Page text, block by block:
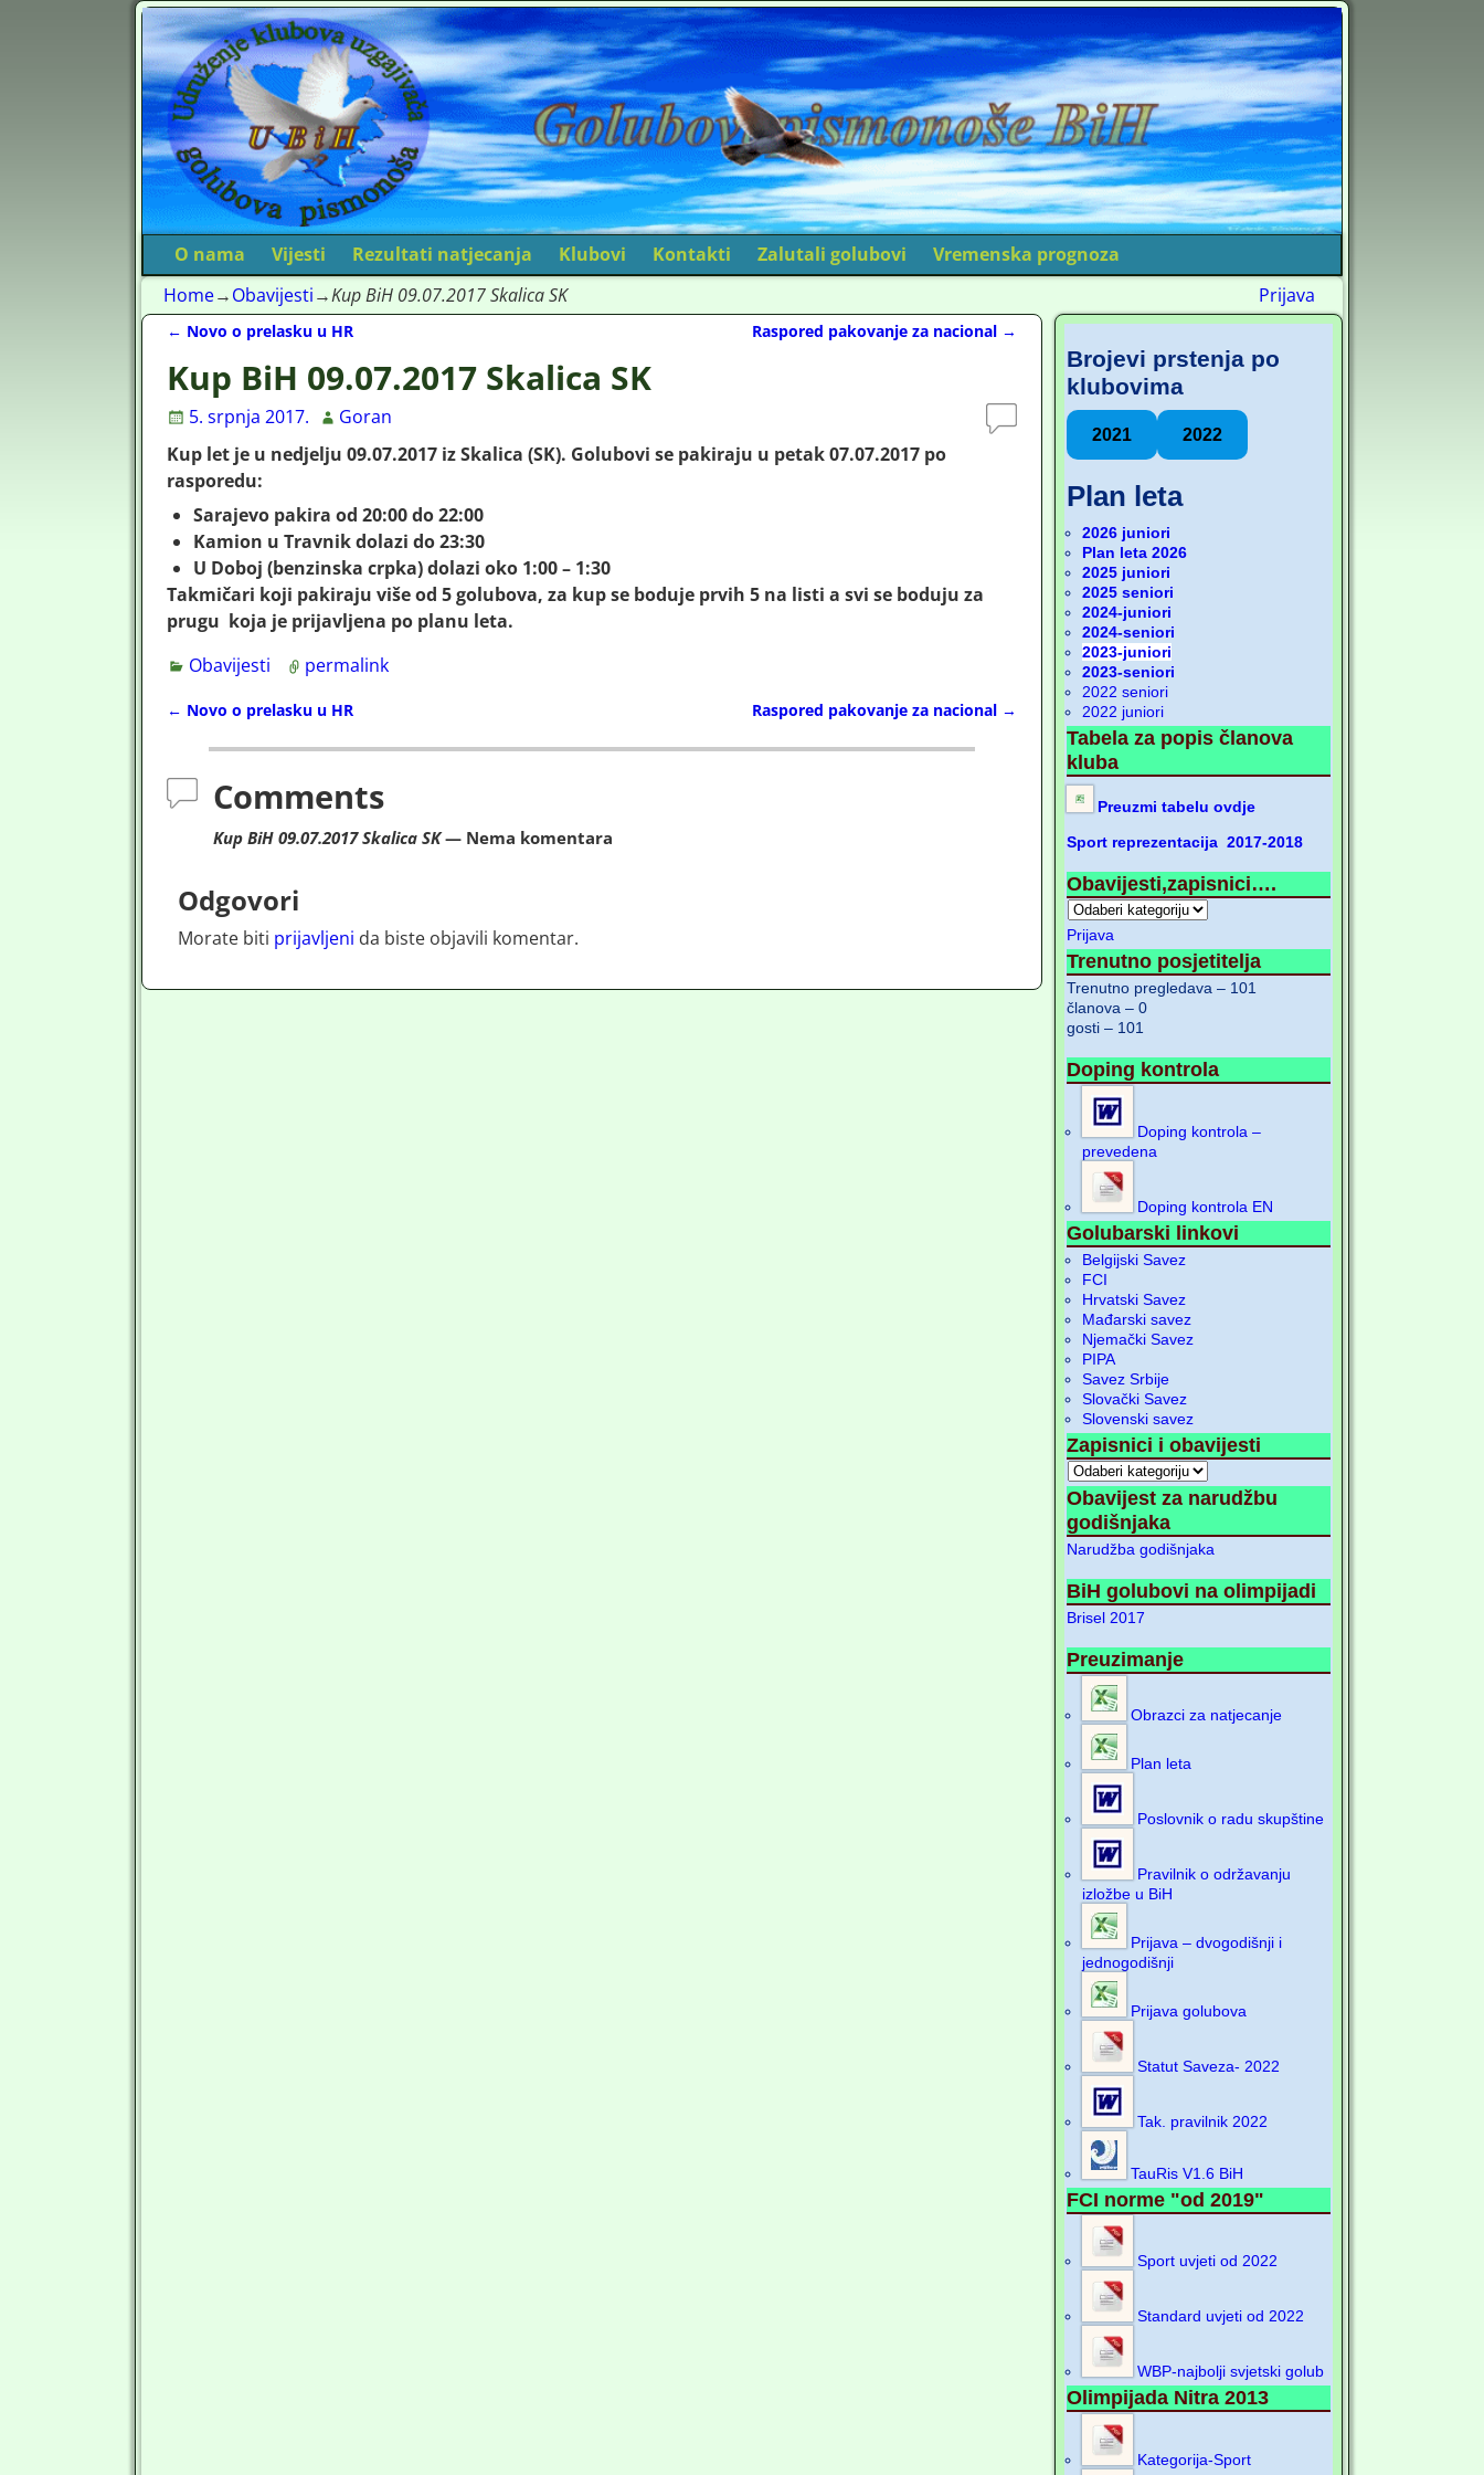
O nama Vijesti Rezultati natjecanja Klubovi Kontakti Zalutali golubovi
Vremenska prognoza
Home→Obavijesti→Kup BiH 09.07.2017 Skalica SK Prijava
← Novo o prelasku u HR Raspored pakovanje za nacional →
Kup BiH 09.07.2017 Skalica SK
5. srpnja 2017.
Goran
Kup let je u nedjelju 09.07.2017 iz Skalica (SK). Golubovi se pakiraju u petak 07.07.2017 po
rasporedu:
Sarajevo pakira od 20:00 do 22:00
Kamion u Travnik dolazi do 23:30
U Doboj (benzinska crpka) dolazi oko 1:00 – 1:30
Takmičari koji pakiraju više od 5 golubova, za kup se boduje prvih 5 na listi a svi se boduju za
prugu koja je prijavljena po planu leta.
Obavijesti
permalink
← Novo o prelasku u HR Raspored pakovanje za nacional →
Comments
Kup BiH 09.07.2017 Skalica SK— Nema komentara
Odgovori
Morate biti prijavljeni da biste objavili komentar.
Brojevi prstenja po
klubovima
2021 2022
Plan leta
2026 juniori
Plan leta 2026
2025 juniori
2025 seniori
2024-juniori
2024-seniori
2023-juniori
2023-seniori
2022 seniori
2022 juniori
Tabela za popis članova
kluba
Preuzmi tabelu ovdje
Sport reprezentacija 2017-2018
Obavijesti,zapisnici….
Prijava
Trenutno posjetitelja
Trenutno pregledava – 101
članova – 0
gosti – 101
Doping kontrola
Doping kontrola –
prevedena
Doping kontrola EN
Golubarski linkovi
Belgijski Savez
FCI
Hrvatski Savez
Mađarski savez
Njemački Savez
PIPA
Savez Srbije
Slovački Savez
Slovenski savez
Zapisnici i obavijesti
Obavijest za narudžbu
godišnjaka
Narudžba godišnjaka
BiH golubovi na olimpijadi
Brisel 2017
Preuzimanje
Obrazci za natjecanje
Plan leta
Poslovnik o radu skupštine
Pravilnik o održavanju
izložbe u BiH
Prijava – dvogodišnji i
jednogodišnji
Prijava golubova
Statut Saveza- 2022
Tak. pravilnik 2022
TauRis V1.6 BiH
FCI norme "od 2019"
Sport uvjeti od 2022
Standard uvjeti od 2022
WBP-najbolji svjetski golub
Olimpijada Nitra 2013
Kategorija-Sport